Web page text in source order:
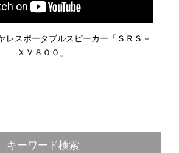
レスポータブルスピーカー「ＳＲＳ－
ＸＶ８００」
キーワード検索